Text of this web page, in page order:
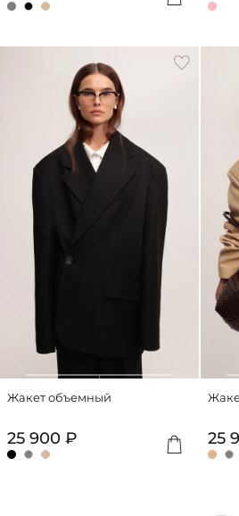
Жакет объемный
25 900 ₽ 25